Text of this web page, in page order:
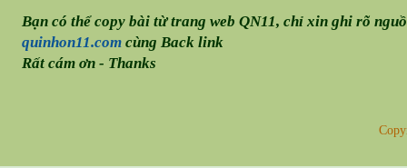
Bạn có thể copy bài từ trang web QN11, chỉ xin ghi rõ
quinhon11.comcùng Back link
Rất cám ơn - Thanks